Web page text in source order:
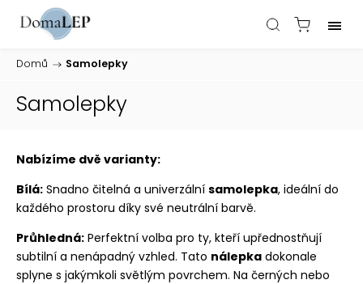
Domů / Samolepky
Samolepky
Nabízíme dvě varianty:
Bílá: Snadno čitelná a univerzální samolepka, ideální do
každého prostoru díky své neutrální barvě.
Průhledná: Perfektní volba pro ty, kteří upřednostňují
subtilní a nenápadný vzhled. Tato nálepka dokonale
splyne s jakýmkoli světlým povrchem. Na černých nebo